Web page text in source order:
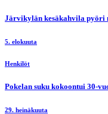
Järvikylän kesäkahvila pyöri
5. elokuuta
Henkilöt
Pokelan suku kokoontui 30-
29. heinäkuuta